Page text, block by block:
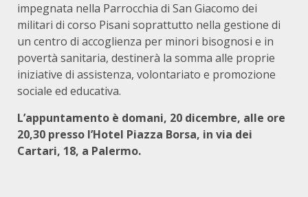
impegnata nella Parrocchia di San Giacomo dei
militari di corso Pisani soprattutto nella gestione di
un centro di accoglienza per minori bisognosi e in
povertà sanitaria, destinerà la somma alle proprie
iniziative di assistenza, volontariato e promozione
sociale ed educativa.
L’appuntamento è domani, 20 dicembre, alle ore
20,30 presso l’Hotel Piazza Borsa, in via dei
Cartari, 18, a Palermo.